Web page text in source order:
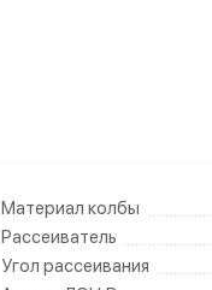
Материал колбы
Рассеиватель
Угол рассеивания